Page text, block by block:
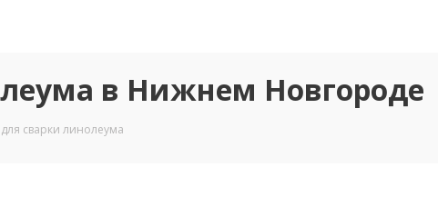
в Нижнем Новгороде
сварки линолеума